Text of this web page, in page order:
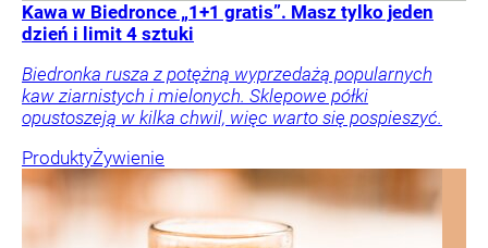
Kawa w Biedronce „1+1 gratis”. Masz tylko jeden
dzień i limit 4 sztuki
Biedronka rusza z potężną wyprzedażą popularnych
kaw ziarnistych i mielonych. Sklepowe półki
opustoszeją w kilka chwil, więc warto się pospieszyć.
ProduktyŻywienie